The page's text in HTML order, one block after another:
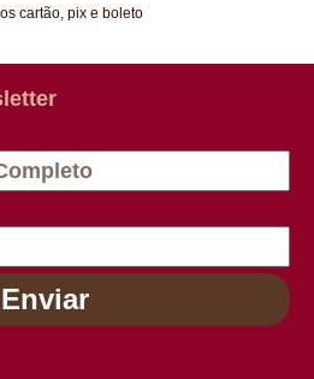
cartão, pix e boleto
Enviar